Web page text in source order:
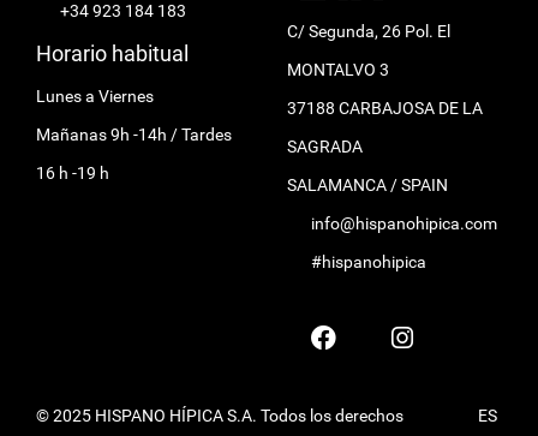
+34 923 184 183
Horario habitual
Lunes a Viernes
Mañanas 9h -14h / Tardes
16 h -19 h
C/ Segunda, 26 Pol. El
MONTALVO 3
37188 CARBAJOSA DE LA
SAGRADA
SALAMANCA / SPAIN
info@hispanohipica.com
#hispanohipica
© 2025 HISPANO HÍPICA S.A. Todos los derechos ES